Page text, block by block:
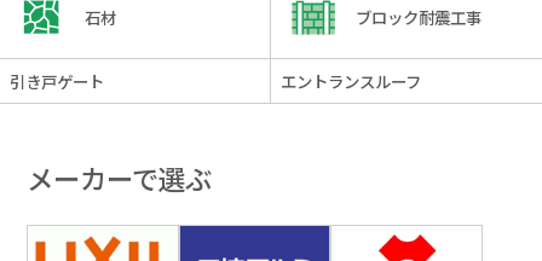
石材 ブロック耐震工事
引き戸ゲート エントランスルーフ
メーカーで選ぶ